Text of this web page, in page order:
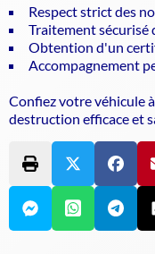
Respect strict des
Traitement sécurisé
Obtention d'un
Accompagnement
Confiez votre véhicule
destruction efficace et